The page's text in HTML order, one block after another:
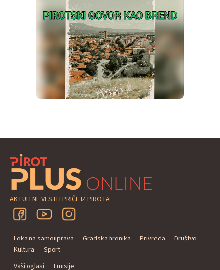
AKTUELNE VESTI I PRIČE IZ PIROTA
Lokalna samouprava Gradska hronika Privreda
Društvo
Kultura
Sport
Vaši oglasi
Emisije